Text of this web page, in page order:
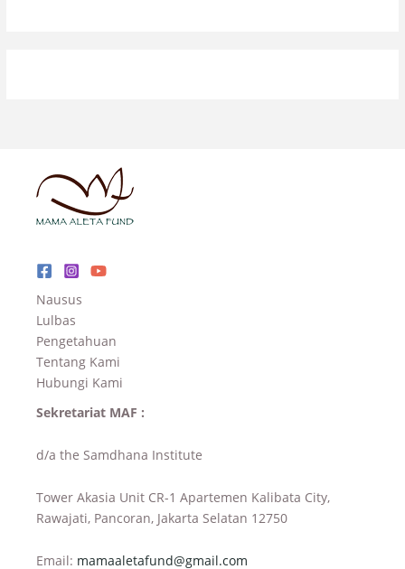
Nausus
Lulbas
Pengetahuan
Tentang Kami
Hubungi Kami
Sekretariat MAF :
d/a the Samdhana Institute
Tower Akasia Unit CR-1 Apartemen Kalibata City,
Rawajati, Pancoran, Jakarta Selatan 12750
Email: mamaaletafund@gmail.com